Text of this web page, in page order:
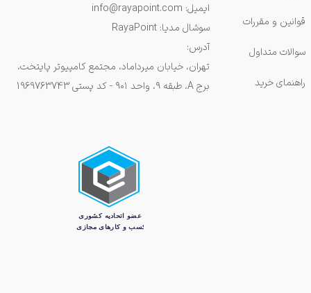
قوانین و مقررات
سوالات متداول
راهنمای خرید
ایمیل: info@rayapoint.com
سوشال مدیا: RayaPoint
آدرس:
تهران، خیابان میرداماد، مجتمع کامپیوتر پایتخت،
برج A، طبقه ۹، واحد ۹۰۱ - کد پستی 1969763743